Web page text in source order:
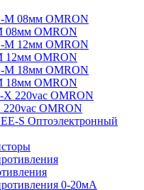
08мм OMRON
12мм OMRON
18мм OMRON
OMRON
Оптоэлектронный